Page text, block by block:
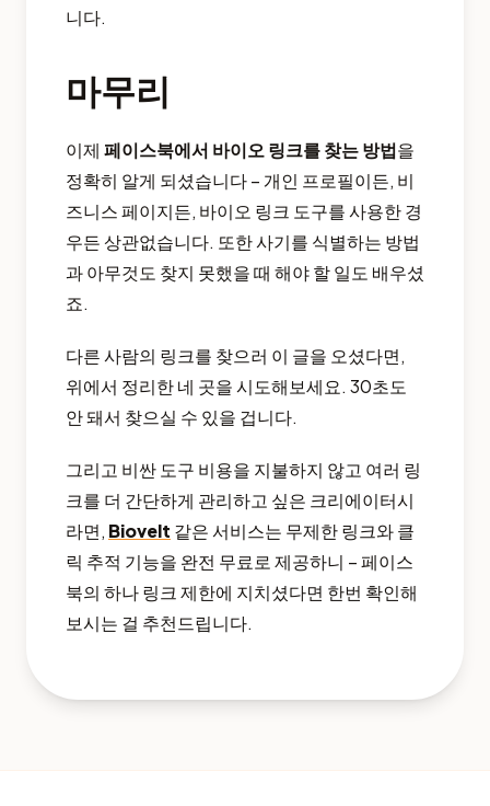
니다.
마무리
이제 페이스북에서 바이오 링크를 찾는 방법을
정확히 알게 되셨습니다 – 개인 프로필이든, 비
즈니스 페이지든, 바이오 링크 도구를 사용한 경
우든 상관없습니다. 또한 사기를 식별하는 방법
과 아무것도 찾지 못했을 때 해야 할 일도 배우셨
죠.
다른 사람의 링크를 찾으러 이 글을 오셨다면,
위에서 정리한 네 곳을 시도해보세요. 30초도
안 돼서 찾으실 수 있을 겁니다.
그리고 비싼 도구 비용을 지불하지 않고 여러 링
크를 더 간단하게 관리하고 싶은 크리에이터시
라면, Biovelt 같은 서비스는 무제한 링크와 클
릭 추적 기능을 완전 무료로 제공하니 – 페이스
북의 하나 링크 제한에 지치셨다면 한번 확인해
보시는 걸 추천드립니다.